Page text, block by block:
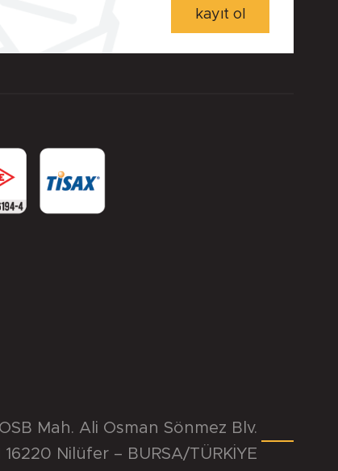
kayıt ol
Mah. Ali Osman Sönmez Blv.
16220 Nilüfer – BURSA/TÜRKİYE